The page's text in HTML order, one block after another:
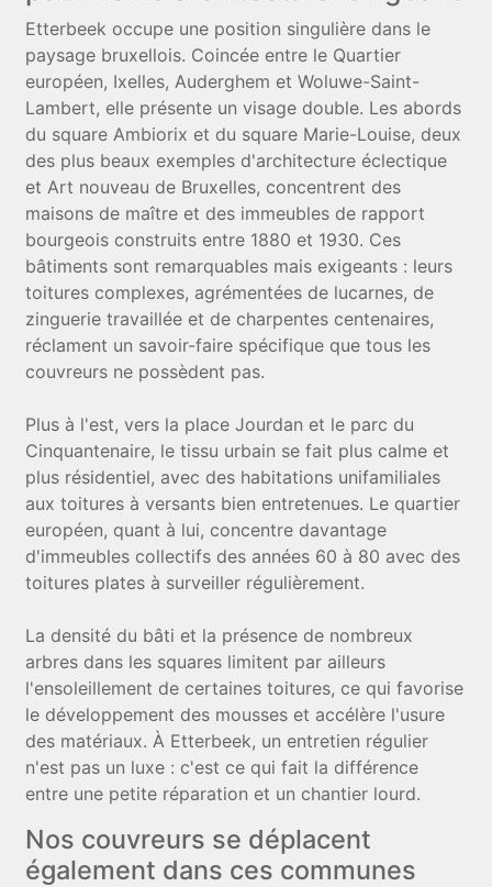
Etterbeek occupe une position singulière dans le
paysage bruxellois. Coincée entre le Quartier
européen, Ixelles, Auderghem et Woluwe-Saint-
Lambert, elle présente un visage double. Les abords
du square Ambiorix et du square Marie-Louise, deux
des plus beaux exemples d'architecture éclectique
et Art nouveau de Bruxelles, concentrent des
maisons de maître et des immeubles de rapport
bourgeois construits entre 1880 et 1930. Ces
bâtiments sont remarquables mais exigeants : leurs
toitures complexes, agrémentées de lucarnes, de
zinguerie travaillée et de charpentes centenaires,
réclament un savoir-faire spécifique que tous les
couvreurs ne possèdent pas.
Plus à l'est, vers la place Jourdan et le parc du
Cinquantenaire, le tissu urbain se fait plus calme et
plus résidentiel, avec des habitations unifamiliales
aux toitures à versants bien entretenues. Le quartier
européen, quant à lui, concentre davantage
d'immeubles collectifs des années 60 à 80 avec des
toitures plates à surveiller régulièrement.
La densité du bâti et la présence de nombreux
arbres dans les squares limitent par ailleurs
l'ensoleillement de certaines toitures, ce qui favorise
le développement des mousses et accélère l'usure
des matériaux. À Etterbeek, un entretien régulier
n'est pas un luxe : c'est ce qui fait la différence
entre une petite réparation et un chantier lourd.
Nos couvreurs se déplacent
également dans ces communes